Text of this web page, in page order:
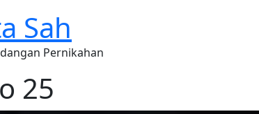
Sah
Pernikahan
25